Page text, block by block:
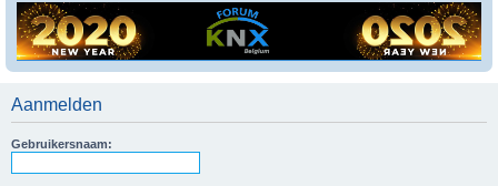
Aanmelden
Gebruikersnaam: